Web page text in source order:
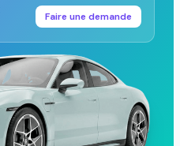
Faire une demande